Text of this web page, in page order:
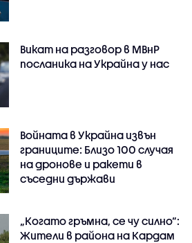
Викат на разговор в МВнР
посланика на Украйна у нас
Войната в Украйна извън
границите: Близо 100 случая
на дронове и ракети в
съседни държави
„Когато гръмна, се чу силно“:
Жители в района на Кардам